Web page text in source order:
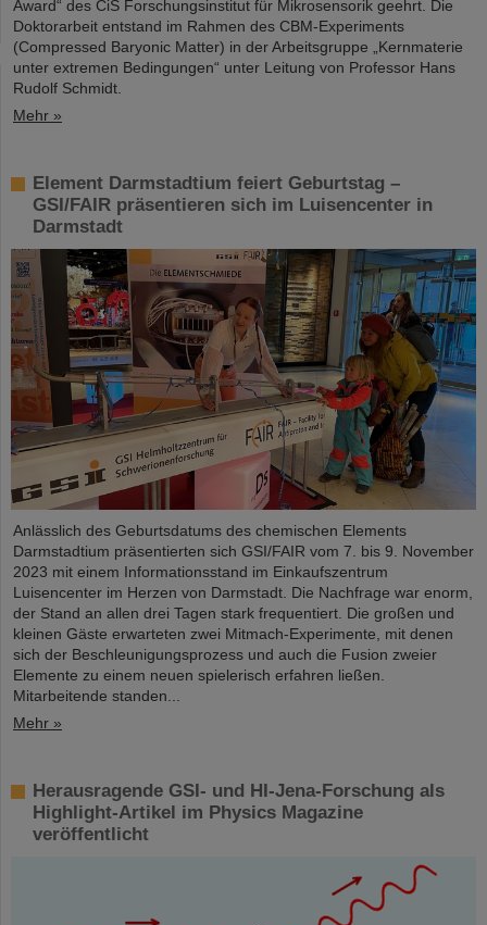
Award“ des CiS Forschungsinstitut für Mikrosensorik geehrt. Die
Doktorarbeit entstand im Rahmen des CBM-Experiments
(Compressed Baryonic Matter) in der Arbeitsgruppe „Kernmaterie
unter extremen Bedingungen“ unter Leitung von Professor Hans
Rudolf Schmidt.
Mehr »
Element Darmstadtium feiert Geburtstag –
GSI/FAIR präsentieren sich im Luisencenter in
Darmstadt
Anlässlich des Geburtsdatums des chemischen Elements
Darmstadtium präsentierten sich GSI/FAIR vom 7. bis 9. November
2023 mit einem Informationsstand im Einkaufszentrum
Luisencenter im Herzen von Darmstadt. Die Nachfrage war enorm,
der Stand an allen drei Tagen stark frequentiert. Die großen und
kleinen Gäste erwarteten zwei Mitmach-Experimente, mit denen
sich der Beschleunigungsprozess und auch die Fusion zweier
Elemente zu einem neuen spielerisch erfahren ließen.
Mitarbeitende standen...
Mehr »
Herausragende GSI- und HI-Jena-Forschung als
Highlight-Artikel im Physics Magazine
veröffentlicht